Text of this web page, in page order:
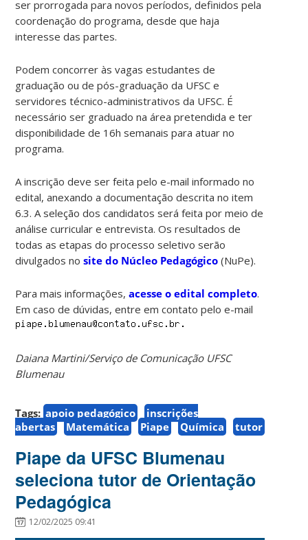
ser prorrogada para novos períodos, definidos pela
coordenação do programa, desde que haja
interesse das partes.
Podem concorrer às vagas estudantes de
graduação ou de pós-graduação da UFSC e
servidores técnico-administrativos da UFSC. É
necessário ser graduado na área pretendida e ter
disponibilidade de 16h semanais para atuar no
programa.
A inscrição deve ser feita pelo e-mail informado no
edital, anexando a documentação descrita no item
6.3. A seleção dos candidatos será feita por meio de
análise curricular e entrevista. Os resultados de
todas as etapas do processo seletivo serão
divulgados nosite do Núcleo Pedagógico (NuPe).
Para mais informações,acesse o edital completo.
Em caso de dúvidas, entre em contato pelo e-mail
Daiana Martini/Serviço de Comunicação UFSC
Blumenau
Tags: apoio pedagógico
inscrições
abertas
Matemática Piape Química tutor
Piape da UFSC Blumenau
seleciona tutor de Orientação
Pedagógica
12/02/2025 09:41